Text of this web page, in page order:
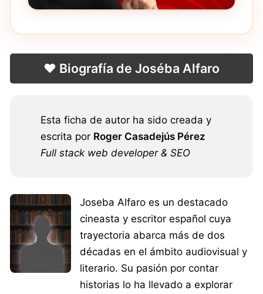
❤️ Biografía de Joséba Alfaro
Esta ficha de autor ha sido creada y
escrita por Roger Casadejús Pérez
Full stack web developer & SEO
Joseba Alfaro es un destacado
cineasta y escritor español cuya
trayectoria abarca más de dos
décadas en el ámbito audiovisual y
literario. Su pasión por contar
historias lo ha llevado a explorar